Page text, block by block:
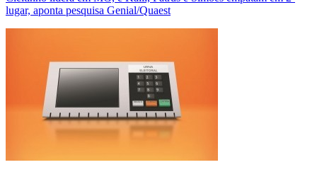
lugar, aponta pesquisa Genial/Quaest